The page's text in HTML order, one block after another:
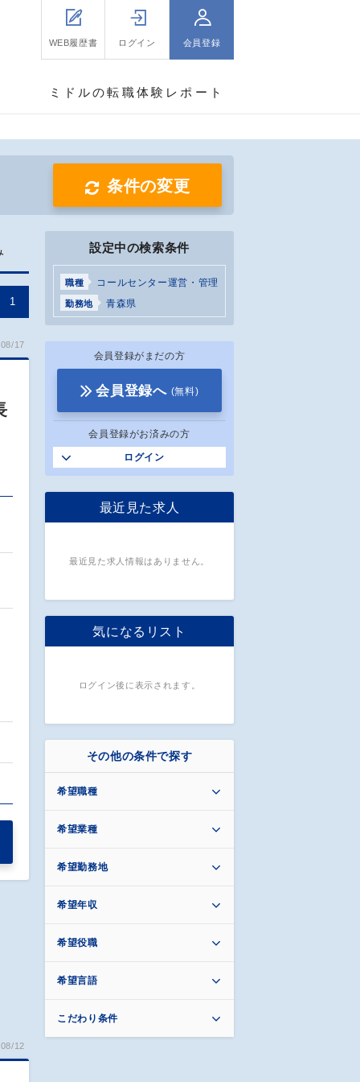
WEB履歴書 ログイン 会員登録
ミドルの転職体験レポート
条件の変更
1
17
12
設定中の検索条件
職種 コールセンター運営・管理
勤務地 青森県
会員登録がまだの方
会員登録へ (無料)
会員登録がお済みの方
ログイン
最近見た求人
最近見た求人情報はありません。
気になるリスト
ログイン後に表示されます。
その他の条件で探す
希望職種
希望業種
希望勤務地
希望年収
希望役職
希望言語
こだわり条件